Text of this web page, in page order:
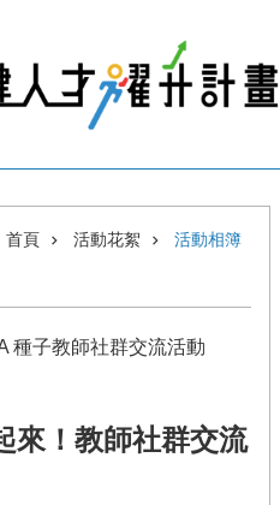
首頁 活動花絮 活動相簿
種子教師社群交流活動
來！教師社群交流